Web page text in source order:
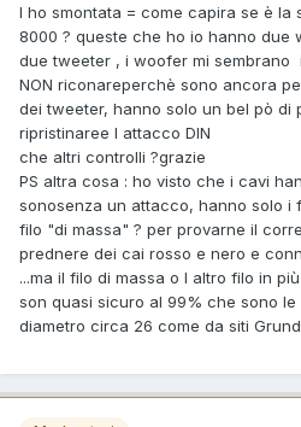
l ho smontata = come capira se è la
8000 ? queste che ho io hanno due
due tweeter , i woofer mi sembrano
NON riconareperchè sono ancora
dei tweeter, hanno solo un bel pò di
ripristinaree l attacco DIN
che altri controlli ?grazie
PS altra cosa : ho visto che i cavi
sonosenza un attacco, hanno solo i
filo "di massa" ? per provarne il
prednere dei cai rosso e nero e
...ma il filo di massa o l altro filo in più
son quasi sicuro al 99% che sono
diametro circa 26 come da siti